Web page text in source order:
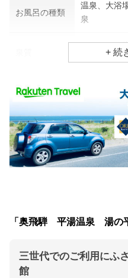
お風呂の種類
温泉、大浴
泉
ナトリウム
効能
食事場所
朝食 個室、炉端
夕食 個室、炉端
チェックイン 15:00(最終
ト
「奥飛騨 平湯温泉 湯の
三世代でのご利用にふ
館